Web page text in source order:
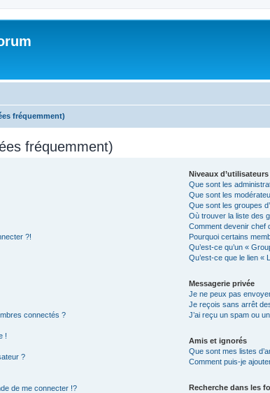
fréquemment)
fréquemment)
?!
connectés ?
!
?
de me connecter !?
Niveaux
Que sont les
Que sont les
Que sont les groupes
Où trouver la liste des
Comment devenir chef
Pourquoi certains
Qu’est-ce qu’un «
Qu’est-ce que le lien «
Messagerie privée
Je ne peux pas
Je reçois sans arrêt
J’ai reçu un spam ou
Amis et ignorés
Que sont mes listes
Comment puis-je
Recherche dans les